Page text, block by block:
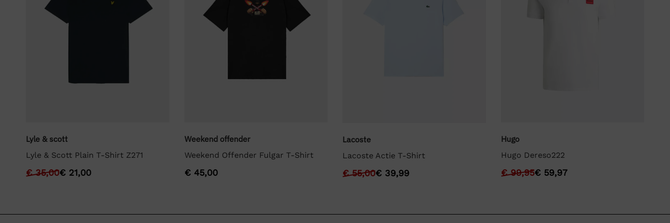
Lyle & scott
Lyle & Scott Plain T-Shirt Z271
€35,00€ 21,00
Weekend offender
Weekend Offender Fulgar T-Shirt
€45,00
Lacoste
Lacoste Actie T-Shirt
€55,00€ 39,99
Hugo
Hugo Dereso222
€99,95€59,97